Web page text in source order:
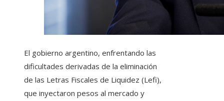
El gobierno argentino, enfrentando las
dificultades derivadas de la eliminación
de las Letras Fiscales de Liquidez (Lefi),
que inyectaron pesos al mercado y